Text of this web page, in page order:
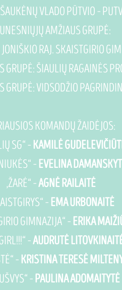
VLADO PŪTVIO –
AMŽIAUS GRUPĖ:
RAJ. SKAISTGIRIO
ŠIAULIŲ RAGAINĖS
VIDSODŽIO
KOMANDŲ ŽAIDĖJOS:
SG“ –KAMILĖ
–EVELINA
„ŽARĖ“ –AGNĖ RAILAITĖ
–EMA URBONAITĖ
GIMNAZIJA“ –ERIKA
–AUDRUTĖ
–KRISTINA TERESĖ
–PAULINA ADOMAITYTĖ